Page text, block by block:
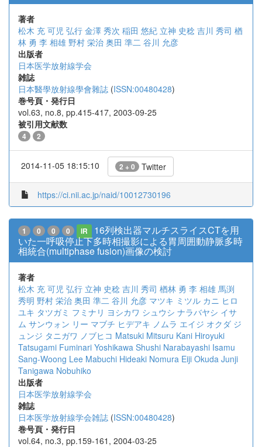
著者
松木 充 可児 弘行 金澤 秀次 稲田 悠紀 立神 史稔 吉川 秀司 楢
林 勇 李 相雄 野村 栄治 奥田 準二 谷川 允彦
出版者
日本医学放射線学会
雑誌
日本醫學放射線學會雜誌 (ISSN:00480428)
巻号頁・発行日
vol.63, no.8, pp.415-417, 2003-09-25
被引用文献数
4 2
2014-11-05 18:15:10 2 + 0 Twitter
https://ci.nii.ac.jp/naid/10012730196
1 0 0 0 IR
16列検出器マルチスライスCTを用
いた一呼吸停止下多時相撮影による胃周囲動静脈多時
相統合(multiphase fusion)画像の検討
著者
松木 充 可児 弘行 立神 史稔 吉川 秀司 楢林 勇 李 相雄 馬渕
秀明 野村 栄治 奥田 準二 谷川 允彦 マツキ ミツル カニ ヒロ
ユキ タツガミ フミナリ ヨシカワ シュウシ ナラバヤシ イサ
ム サンウォン リー マブチ ヒデアキ ノムラ エイジ オクダ ジ
ュンジ タニガワ ノブヒコ Matsuki Mitsuru Kani Hiroyuki
Tatsugami Fuminari Yoshikawa Shushi Narabayashi Isamu
Sang-Woong Lee Mabuchi Hideaki Nomura Eiji Okuda Junji
Tanigawa Nobuhiko
出版者
日本医学放射線学会
雑誌
日本医学放射線学会雑誌 (ISSN:00480428)
巻号頁・発行日
vol.64, no.3, pp.159-161, 2004-03-25